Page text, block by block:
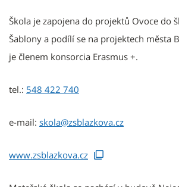
Škola je zapojena do projektů Ovoce do
Šablony a podílí se na projektech města
je členem konsorcia Erasmus +.
tel.: 548 422 740
e-mail: skola@zsblazkova.cz
www.zsblazkova.cz